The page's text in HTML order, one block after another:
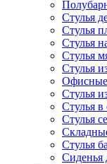
Стулья
Стулья
Стулья
Стулья
Стулья
Офисные
Стулья
Стулья
Стулья
Стулья
Сиденья